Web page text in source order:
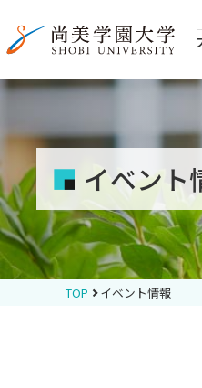
学部
学生
イベント
TOP イベント情報